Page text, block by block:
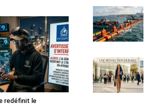
redéfinit le